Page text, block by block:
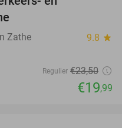
Zathe 9.8 star
Regulier €23,50
€19,99